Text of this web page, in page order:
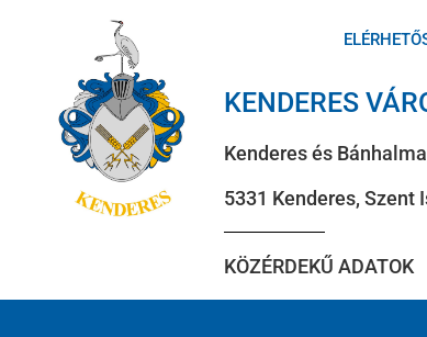
KENDERES
Kenderes és
5331 Kenderes, Szent
KÖZÉRDEKŰ ADATOK